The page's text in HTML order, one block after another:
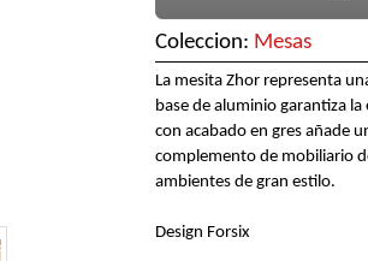
Coleccion: Mesas
La mesita Zhor representa
base de aluminio garantiza
con acabado en gres añade
complemento de mobiliario
ambientes de gran estilo.
Design Forsix